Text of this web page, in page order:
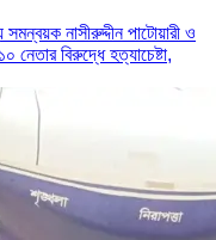
সমন্বয়ক নাসীরুদ্দীন পাটোয়ারী ও
বিরুদ্ধে হত্যাচেষ্টা,